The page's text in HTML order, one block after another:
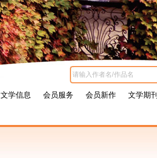
文学信息 会员服务 会员新作 文学期刊